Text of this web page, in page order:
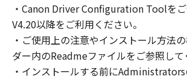
きます。
(3) 上記(1)および(2)に定める場合を
ノンまたはキヤノンのライセンサ
知的財産権も、明示たると黙示た
ず、本契約書によってお客様に譲
・Canon Driver Configuration Toolをご
V4.20以降をご利用ください。
・ご使用上の注意やインストール方法
ダー内のReadmeファイルをご参照して
・インストールする前に